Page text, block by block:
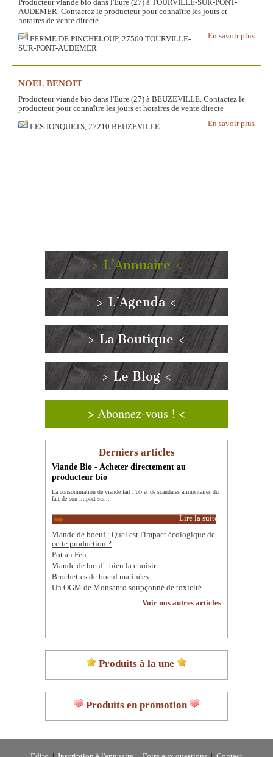
Producteur viande bio dans l'Eure (27) à TOURVILLE-SUR-PONT-
AUDEMER. Contactez le producteur pour connaître les jours et
horaires de vente directe
En savoir plus
FERME DE PINCHELOUP, 27500 TOURVILLE-
SUR-PONT-AUDEMER
NOEL BENOIT
Producteur viande bio dans l'Eure (27) à BEUZEVILLE. Contactez le
producteur pour connaître les jours et horaires de vente directe
En savoir plus
LES JONQUETS, 27210 BEUZEVILLE
> L’Annuaire <
> L’Agenda <
> La Boutique <
> Le Blog <
> Abonnez-vous ! <
Derniers articles
Viande Bio - Acheter directement au
producteur bio
La consommation de viande fait l’objet de scandales alimentaires du
fait de son impact sur...
Lire la suite
Viande de boeuf : Quel est l'impact écologique de
cette production ?
Pot au Feu
Viande de bœuf : bien la choisir
Brochettes de boeuf marinées
Un OGM de Monsanto soupçonné de toxicité
Voir nos autres articles
Produits à la une
Produits en promotion